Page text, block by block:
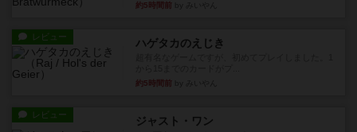
約5時間前
レビュー ハゲタカのえじき
約5時間前
レビュー ジャスト・ワン